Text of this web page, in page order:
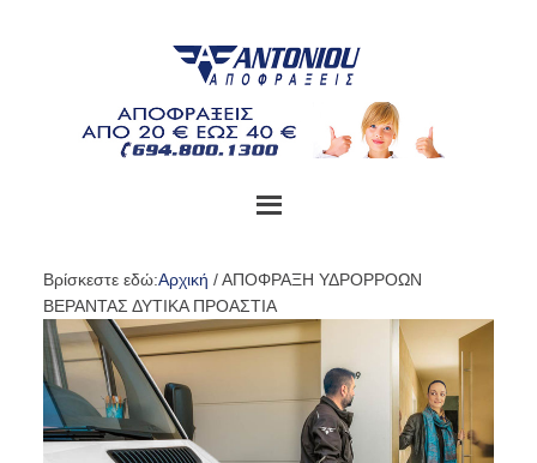
Βρίσκεστε εδώ:Αρχική /ΑΠΟΦΡΑΞΗ ΥΔΡΟΡΡΟΩΝ
ΒΕΡΑΝΤΑΣ ΔΥΤΙΚΑ ΠΡΟΑΣΤΙΑ